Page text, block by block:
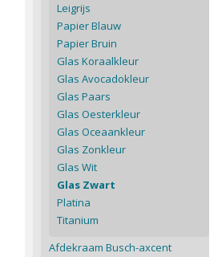
Leigrijs
Papier Blauw
Papier Bruin
Glas Koraalkleur
Glas Avocadokleur
Glas Paars
Glas Oesterkleur
Glas Oceaankleur
Glas Zonkleur
Glas Wit
Glas Zwart
Platina
Titanium
Afdekraam Busch-axcent